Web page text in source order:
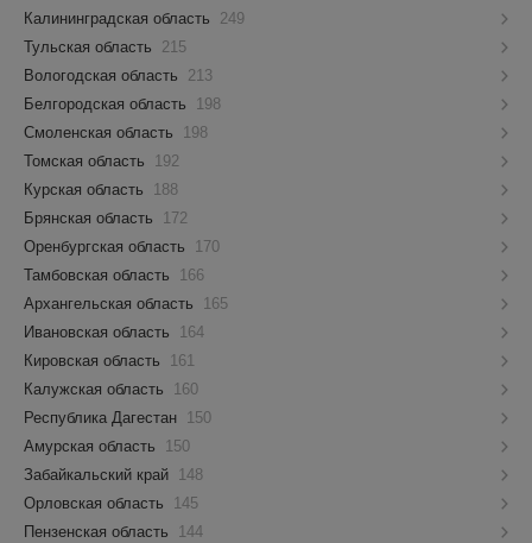
Калининградская область
249
Тульская область
215
Вологодская область
213
Белгородская область
198
Смоленская область
198
Томская область
192
Курская область
188
Брянская область
172
Оренбургская область
170
Тамбовская область
166
Архангельская область
165
Ивановская область
164
Кировская область
161
Калужская область
160
Республика Дагестан 150
Амурская область
150
Забайкальский край 148
Орловская область
145
Пензенская область
144